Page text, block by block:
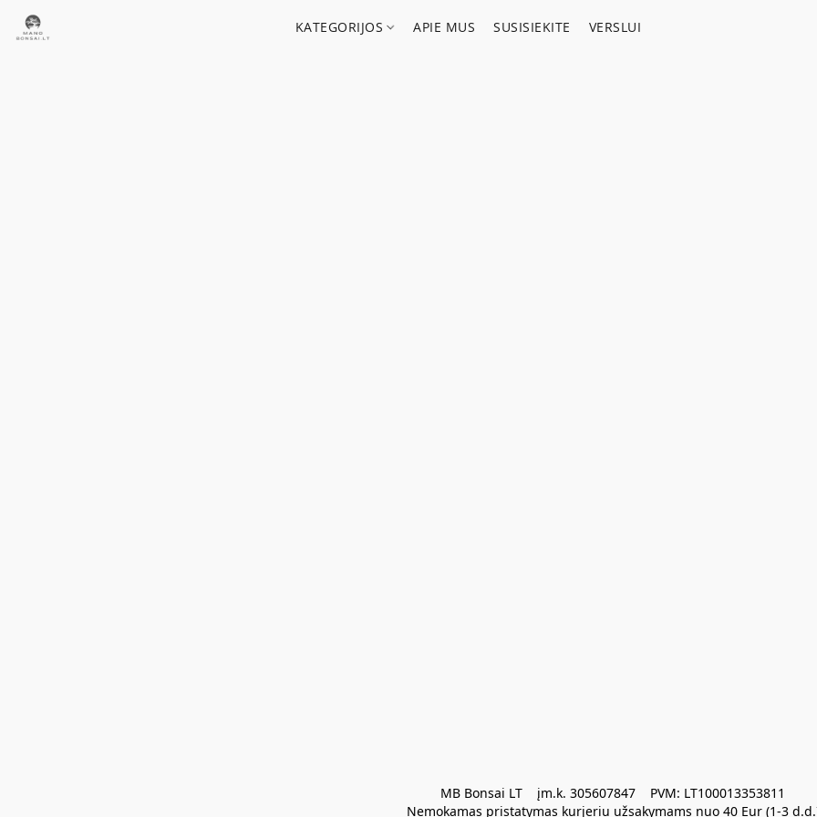
KATEGORIJOS APIE MUS SUSISIEKITE VERSLUI
MB Bonsai LT    įm.k. 305607847    PVM: LT100013353811
Nemokamas pristatymas kurjeriu užsakymams nuo 40 Eur (1-3